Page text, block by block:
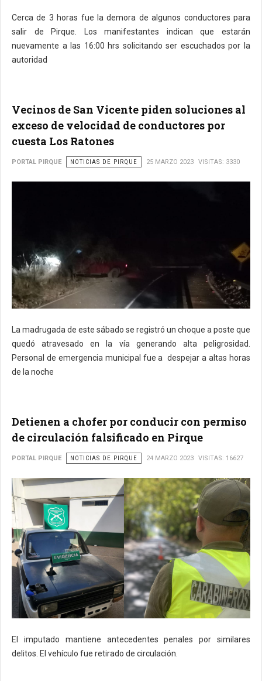
Cerca de 3 horas fue la demora de algunos conductores para
salir de Pirque. Los manifestantes indican que estarán
nuevamente a las 16:00 hrs solicitando ser escuchados por la
autoridad
Vecinos de San Vicente piden soluciones al
exceso de velocidad de conductores por
cuesta Los Ratones
PORTAL PIRQUE NOTICIAS DE PIRQUE 25 MARZO 2023 VISITAS: 3330
La madrugada de este sábado se registró un choque a poste que
quedó atravesado en la vía generando alta peligrosidad.
Personal de emergencia municipal fue a despejar a altas horas
de la noche
Detienen a chofer por conducir con permiso
de circulación falsificado en Pirque
PORTAL PIRQUE NOTICIAS DE PIRQUE 24 MARZO 2023 VISITAS: 16627
El imputado mantiene antecedentes penales por similares
delitos. El vehículo fue retirado de circulación.